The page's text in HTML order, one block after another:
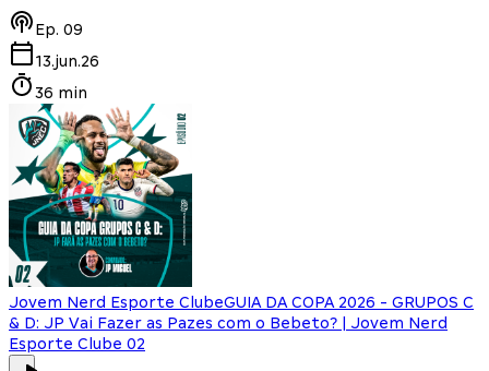
Ep. 09
13.jun.26
36 min
Jovem Nerd Esporte ClubeGUIA DA COPA 2026 - GRUPOS C
& D: JP Vai Fazer as Pazes com o Bebeto? | Jovem Nerd
Esporte Clube 02